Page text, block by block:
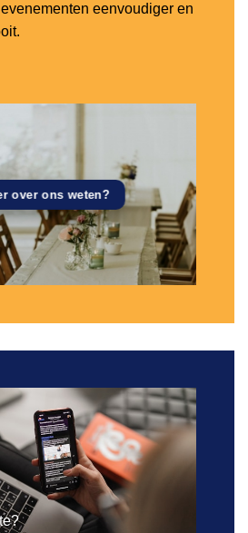
eenvoudiger en
over ons weten?